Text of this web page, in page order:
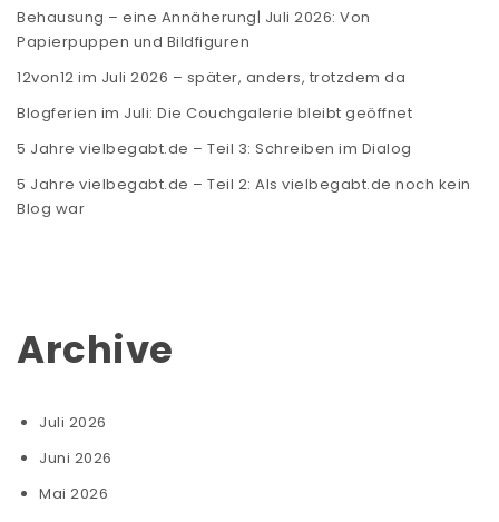
Behausung – eine Annäherung| Juli 2026: Von
Papierpuppen und Bildfiguren
12von12 im Juli 2026 – später, anders, trotzdem da
Blogferien im Juli: Die Couchgalerie bleibt geöffnet
5 Jahre vielbegabt.de – Teil 3: Schreiben im Dialog
5 Jahre vielbegabt.de – Teil 2: Als vielbegabt.de noch kein
Blog war
Archive
Juli 2026
Juni 2026
Mai 2026